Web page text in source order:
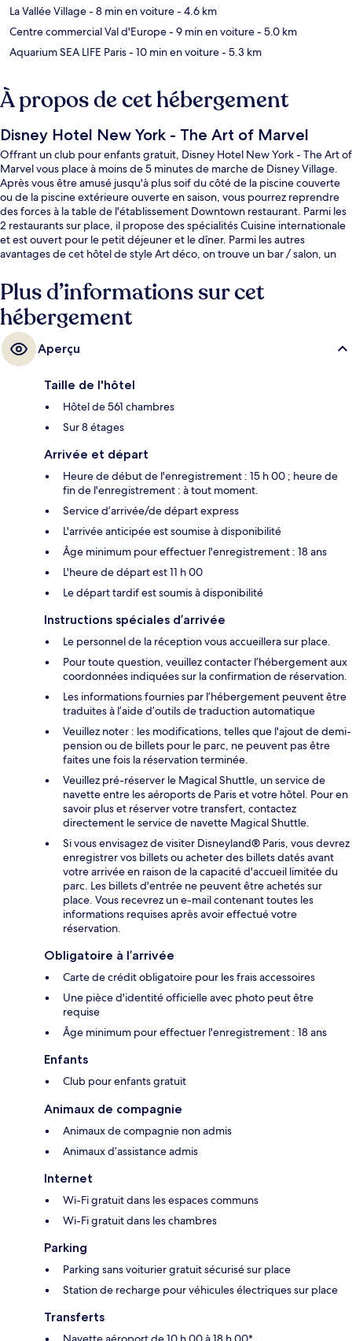
La Vallée Village- 8 min en voiture- 4.6 km
Centre commercial Val d'Europe- 9 min en voiture- 5.0 km
Aquarium SEA LIFE Paris- 10 min en voiture- 5.3 km
À propos de cet hébergement
Disney Hotel New York - The Art of Marvel
Offrant un club pour enfants gratuit, Disney Hotel New York - The Art of
Marvel vous place à moins de 5 minutes de marche de Disney Village.
Après vous être amusé jusqu'à plus soif du côté de la piscine couverte
ou de la piscine extérieure ouverte en saison, vous pourrez reprendre
des forces à la table de l'établissement Downtown restaurant. Parmi les
2 restaurants sur place, il propose des spécialités Cuisine internationale
et est ouvert pour le petit déjeuner et le dîner. Parmi les autres
avantages de cet hôtel de style Art déco, on trouve un bar / salon, un
vacances sans soucis. Les autres voyageurs adorent le personnel
attentionné. L'hébergement se situe à une courte distance à pied des
transports publics. Station RER de Marne la Vallée-Chessy se trouve à 9
min à peine.
Plus d’informations sur cet
hébergement
Aperçu
Taille de l'hôtel
Hôtel de 561 chambres
Sur 8 étages
Arrivée et départ
Heure de début de l'enregistrement : 15 h 00 ; heure de
fin de l'enregistrement : à tout moment.
Service d’arrivée/de départ express
L'arrivée anticipée est soumise à disponibilité
Âge minimum pour effectuer l'enregistrement : 18 ans
L'heure de départ est 11 h 00
Le départ tardif est soumis à disponibilité
Instructions spéciales d’arrivée
Le personnel de la réception vous accueillera sur place.
Pour toute question, veuillez contacter l’hébergement aux
coordonnées indiquées sur la confirmation de réservation.
Les informations fournies par l’hébergement peuvent être
traduites à l’aide d’outils de traduction automatique
Veuillez noter : les modifications, telles que l'ajout de demi-
pension ou de billets pour le parc, ne peuvent pas être
faites une fois la réservation terminée.
Veuillez pré-réserver le Magical Shuttle, un service de
navette entre les aéroports de Paris et votre hôtel. Pour en
savoir plus et réserver votre transfert, contactez
directement le service de navette Magical Shuttle.
Si vous envisagez de visiter Disneyland® Paris, vous devrez
enregistrer vos billets ou acheter des billets datés avant
votre arrivée en raison de la capacité d'accueil limitée du
parc. Les billets d'entrée ne peuvent être achetés sur
place. Vous recevrez un e-mail contenant toutes les
informations requises après avoir effectué votre
réservation.
Obligatoire à l’arrivée
Carte de crédit obligatoire pour les frais accessoires
Une pièce d'identité officielle avec photo peut être
requise
Âge minimum pour effectuer l'enregistrement : 18 ans
Enfants
Club pour enfants gratuit
Animaux de compagnie
Animaux de compagnie non admis
Animaux d’assistance admis
Internet
Wi-Fi gratuit dans les espaces communs
Wi-Fi gratuit dans les chambres
Parking
Parking sans voiturier gratuit sécurisé sur place
Station de recharge pour véhicules électriques sur place
Transferts